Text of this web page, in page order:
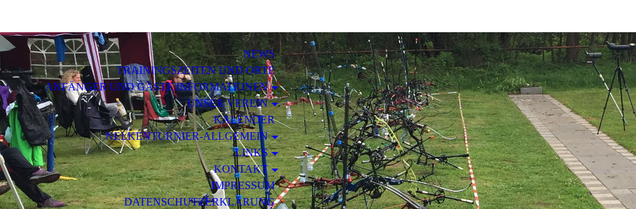
NEWS
TRAININGSZEITEN UND ORTE
ANFÄNGER UND GÄSTE INFORMATIONEN
UNSER VEREIN
KALENDER
NELKENTURNIER-ALLGEMEIN
LINKS
KONTAKT
IMPRESSUM
DATENSCHUTZERKLÄRUNG